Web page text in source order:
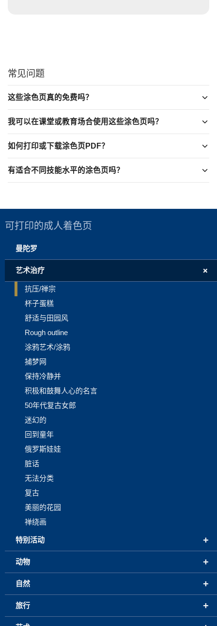
常见问题
这些涂色页真的免费吗？
我可以在课堂或教育场合使用这些涂色页吗？
如何打印或下载涂色页PDF？
有适合不同技能水平的涂色页吗？
可打印的成人着色页
曼陀罗
+
艺术治疗
抗压/禅宗
杯子蛋糕
舒适与田园风
Rough outline
涂鸦艺术/涂鸦
捕梦网
保持冷静并
积极和鼓舞人心的名言
50年代复古女郎
迷幻的
回到童年
俄罗斯娃娃
脏话
无法分类
复古
美丽的花园
禅绕画
+
特别活动
+
动物
+
自然
+
旅行